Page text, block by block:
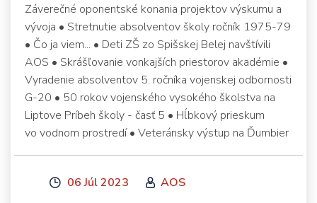
Záverečné oponentské konania projektov výskumu a
vývoja • Stretnutie absolventov školy ročník 1975-79
• Čo ja viem... • Deti ZŠ zo Spišskej Belej navštívili
AOS • Skrášľovanie vonkajších priestorov akadémie •
Vyradenie absolventov 5. ročníka vojenskej odbornosti
G-20 • 50 rokov vojenského vysokého školstva na
Liptove Príbeh školy - časť 5 • Hĺbkový prieskum
vo vodnom prostredí • Veteránsky výstup na Ďumbier
06 Júl 2023 AOS